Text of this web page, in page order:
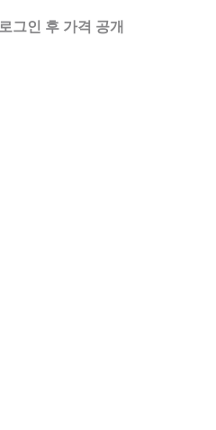
로그인 후 가격 공개